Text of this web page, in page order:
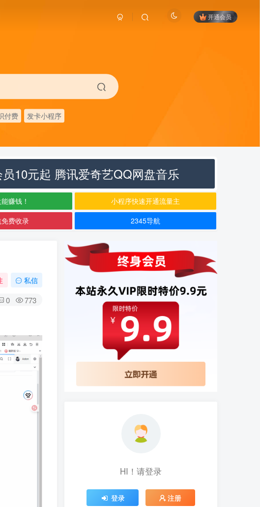
开通会员
付费 发卡小程序
10元起 腾讯爱奇艺QQ网盘音乐
赚钱！ 小程序快速开通流量主
费收录 2345导航
私信
0 773
HI！请登录
登录 注册